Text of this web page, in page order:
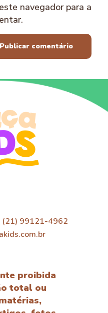
navegador para a
99121-4962
proibida
total ou